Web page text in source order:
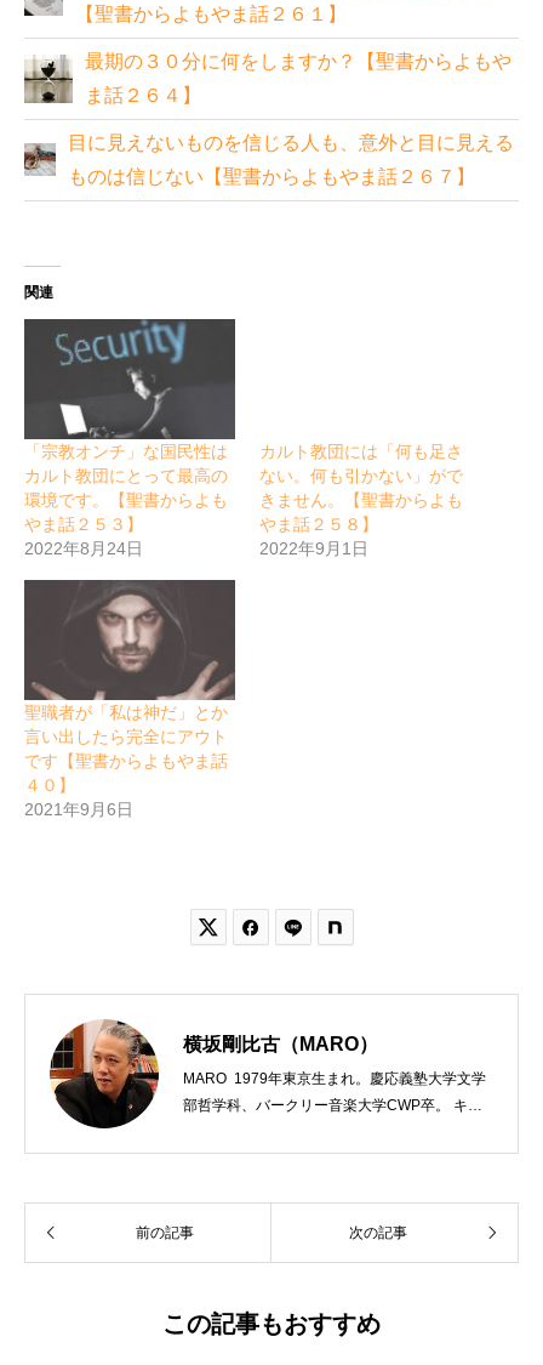
【聖書からよもやま話２６１】
最期の３０分に何をしますか？【聖書からよもや
ま話２６４】
目に見えないものを信じる人も、意外と目に見える
ものは信じない【聖書からよもやま話２６７】
関連
「宗教オンチ」な国民性は
カルト教団にとって最高の
環境です。【聖書からよも
やま話２５３】
2022年8月24日
カルト教団には「何も足さ
ない。何も引かない」がで
きません。【聖書からよも
やま話２５８】
2022年9月1日
聖職者が「私は神だ」とか
言い出したら完全にアウト
です【聖書からよもやま話
４０】
2021年9月6日
 
横坂剛比古（MARO）
MARO 1979年東京生まれ。慶応義塾大学文学
部哲学科、バークリー音楽大学CWP卒。 キリ
う宗教法人専門の行政書士。2020年7月よりク
「上馬キリスト教会（@kamiumach）」の運営
を行う「まじめ担当」。 著書に『聖書を読んだ
西洋哲学超入門〜』（日本実業出版）、『人生
前の記事 次の記事
この記事もおすすめ